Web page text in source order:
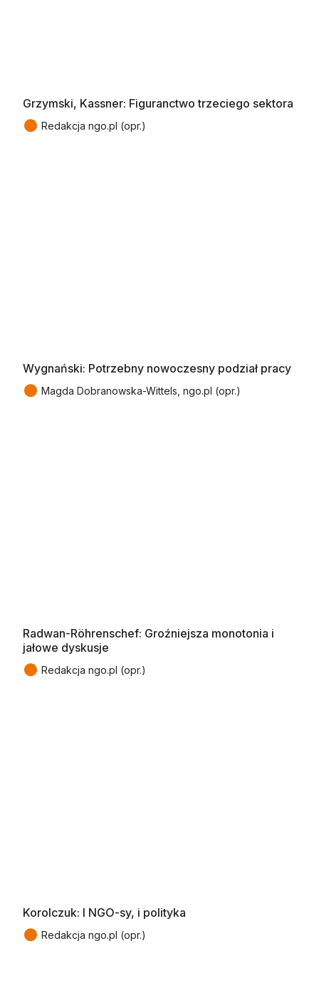
Grzymski, Kassner: Figuranctwo trzeciego sektora
● Redakcja ngo.pl (opr.)
Wygnański: Potrzebny nowoczesny podział pracy
● Magda Dobranowska-Wittels, ngo.pl (opr.)
Radwan-Röhrenschef: Groźniejsza monotonia i
jałowe dyskusje
● Redakcja ngo.pl (opr.)
Korolczuk: I NGO-sy, i polityka
● Redakcja ngo.pl (opr.)